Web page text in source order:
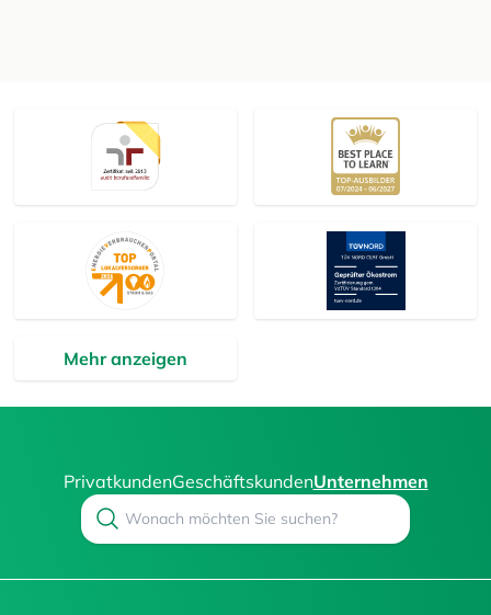
Mehr anzeigen
PrivatkundenGeschäftskundenUnternehmen
Search